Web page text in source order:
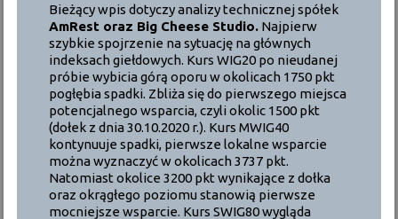
Bieżący wpis dotyczy analizy technicznej spółek
AmRest oraz Big Cheese Studio. Najpierw
szybkie spojrzenie na sytuację na głównych
indeksach giełdowych. Kurs WIG20 po nieudanej
próbie wybicia górą oporu w okolicach 1750 pkt
pogłębia spadki. Zbliża się do pierwszego miejsca
potencjalnego wsparcia, czyli okolic 1500 pkt
(dołek z dnia 30.10.2020 r.). Kurs MWIG40
kontynuuje spadki, pierwsze lokalne wsparcie
można wyznaczyć w okolicach 3737 pkt.
Natomiast okolice 3200 pkt wynikające z dołka
oraz okrągłego poziomu stanowią pierwsze
mocniejsze wsparcie. Kurs SWIG80 wygląda